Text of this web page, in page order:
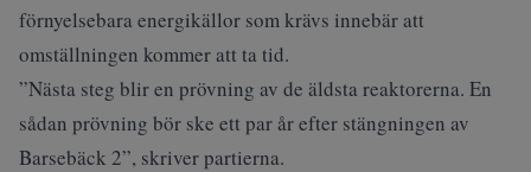
förnyelsebara energikällor som krävs innebär att
omställningen kommer att ta tid.
”Nästa steg blir en prövning av de äldsta reaktorerna. En
sådan prövning bör ske ett par år efter stängningen av
Barsebäck 2”, skriver partierna.